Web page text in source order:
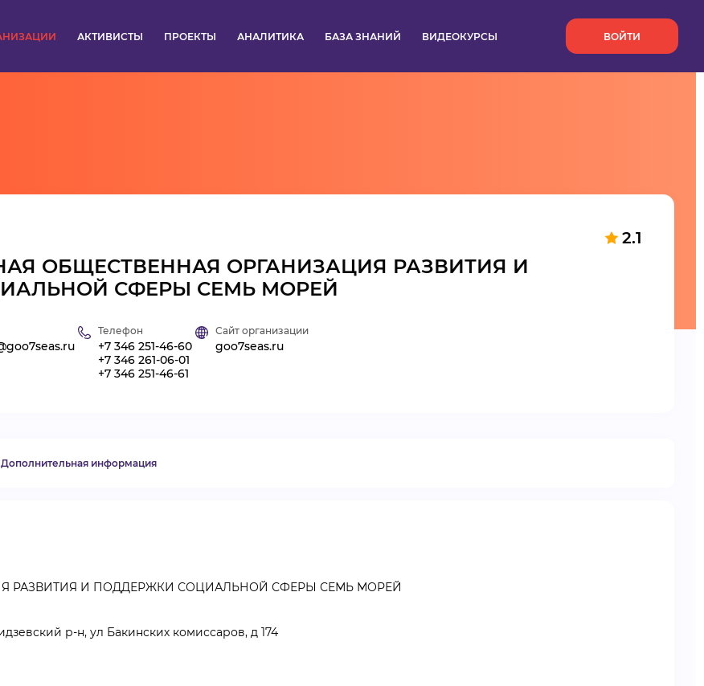
АКТИВИСТЫ ПРОЕКТЫ АНАЛИТИКА БАЗА ЗНАНИЙ ВИДЕОКУРСЫ ВОЙТИ
ПРОЕКТЫ
АНАЛИТИКА
БАЗА ЗНАНИЙ
ВИДЕОКУРСЫ
2.1
ОБЩЕСТВЕННАЯ ОРГАНИЗАЦИЯ РАЗВИТИЯ И
СФЕРЫ СЕМЬ МОРЕЙ
Телефон
+7 346 251-46-60
+7 346 261-06-01
+7 346 251-46-61
Сайт организации
goo7seas.ru
Дополнительная информация
РАЗВИТИЯ И ПОДДЕРЖКИ СОЦИАЛЬНОЙ СФЕРЫ СЕМЬ МОРЕЙ
р-н, ул Бакинских комиссаров, д 174